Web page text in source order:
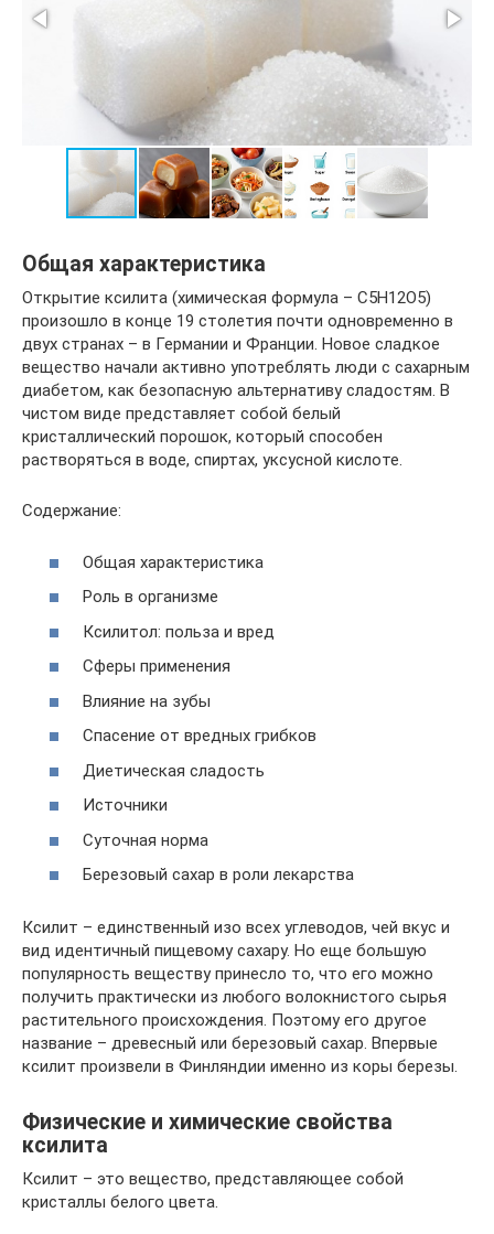
Общая характеристика
Открытие ксилита (химическая формула – С5Н12О5)
произошло в конце 19 столетия почти одновременно в
двух странах – в Германии и Франции. Новое сладкое
вещество начали активно употреблять люди с сахарным
диабетом, как безопасную альтернативу сладостям. В
чистом виде представляет собой белый
кристаллический порошок, который способен
растворяться в воде, спиртах, уксусной кислоте.
Содержание:
Общая характеристика
Роль в организме
Ксилитол: польза и вред
Сферы применения
Влияние на зубы
Спасение от вредных грибков
Диетическая сладость
Источники
Суточная норма
Березовый сахар в роли лекарства
Ксилит – единственный изо всех углеводов, чей вкус и
вид идентичный пищевому сахару. Но еще большую
популярность веществу принесло то, что его можно
получить практически из любого волокнистого сырья
растительного происхождения. Поэтому его другое
название – древесный или березовый сахар. Впервые
ксилит произвели в Финляндии именно из коры березы.
Физические и химические свойства
ксилита
Ксилит – это вещество, представляющее собой
кристаллы белого цвета.